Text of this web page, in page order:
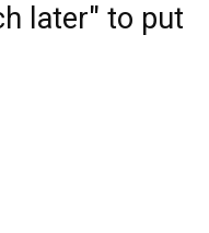
later" to put